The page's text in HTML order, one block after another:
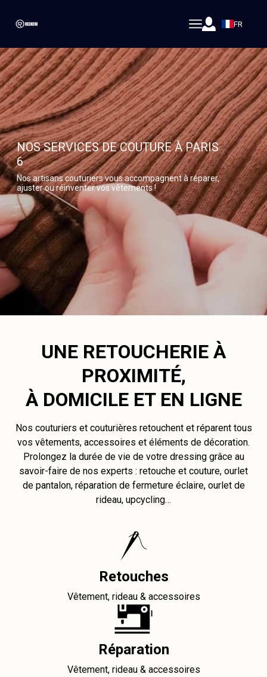
FR
NOS SERVICES DE COUTURE À PARIS
6
Nos artisans couturiers vous accompagnent à réparer,
ajuster ou réinventer vos vêtements !
UNE RETOUCHERIE À
PROXIMITÉ,
À DOMICILE ET EN LIGNE
Nos couturiers et couturières retouchent et réparent tous
vos vêtements, accessoires et éléments de décoration.
Prolongez la durée de vie de votre dressing grâce au
savoir-faire de nos experts : retouche et couture, ourlet
de pantalon, réparation de fermeture éclaire, ourlet de
rideau, upcycling…
Retouches
Vêtement, rideau & accessoires
Réparation
Vêtement, rideau & accessoires